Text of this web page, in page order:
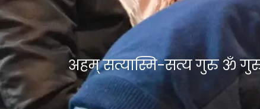
अहम् सत्यास्मि-सत्य गुरु ॐ गुरु